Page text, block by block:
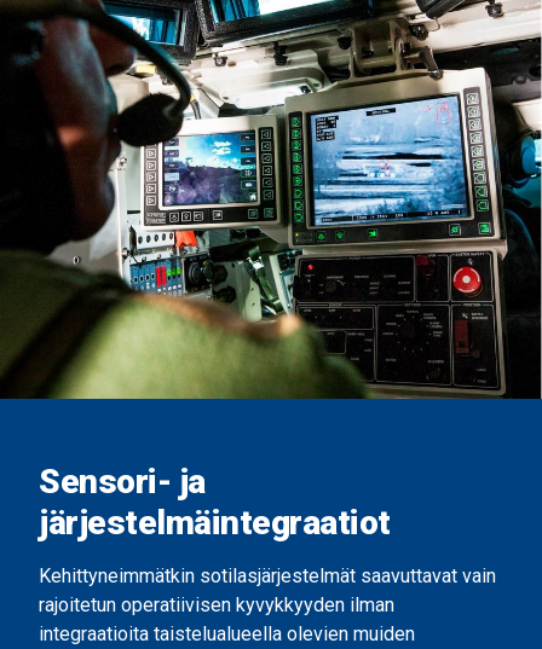
provided to them or that they’ve collected from your use
of their services.
Sensori- ja
järjestelmäintegraatiot
Kehittyneimmätkin sotilasjärjestelmät saavuttavat vain
rajoitetun operatiivisen kyvykkyyden ilman
integraatioita taistelualueella olevien muiden